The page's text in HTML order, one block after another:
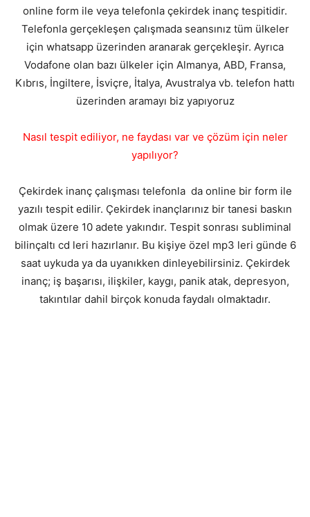
online form ile veya telefonla çekirdek inanç tespitidir.
Telefonla gerçekleşen çalışmada seansınız tüm ülkeler
için whatsapp üzerinden aranarak gerçekleşir. Ayrıca
Vodafone olan bazı ülkeler için Almanya, ABD, Fransa,
Kıbrıs, İngiltere, İsviçre, İtalya, Avustralya vb. telefon hattı
üzerinden aramayı biz yapıyoruz
Nasıl tespit ediliyor, ne faydası var ve çözüm için neler
yapılıyor?
Çekirdek inanç çalışması telefonla da online bir form ile
yazılı tespit edilir. Çekirdek inançlarınız bir tanesi baskın
olmak üzere 10 adete yakındır. Tespit sonrası subliminal
bilinçaltı cd leri hazırlanır. Bu kişiye özel mp3 leri günde 6
saat uykuda ya da uyanıkken dinleyebilirsiniz. Çekirdek
inanç; iş başarısı, ilişkiler, kaygı, panik atak, depresyon,
takıntılar dahil birçok konuda faydalı olmaktadır.